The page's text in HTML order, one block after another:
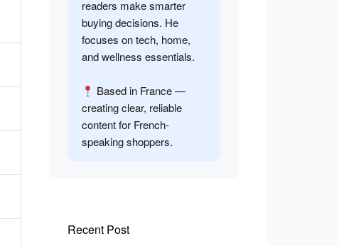
readers make smarter
buying decisions. He
focuses on tech, home,
and wellness essentials.
Based in France —
creating clear, reliable
content for French-
speaking shoppers.
Recent Post